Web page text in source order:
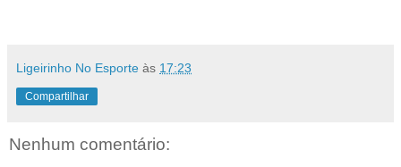
Ligeirinho No Esporte às 17:23
Compartilhar
Nenhum comentário: